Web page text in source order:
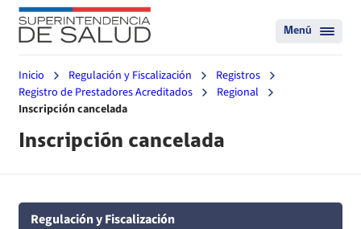
Menú
Inicio Regulación y Fiscalización
Registros
Registro de Prestadores Acreditados
Regional
Inscripción cancelada
Inscripción cancelada
Regulación y Fiscalización